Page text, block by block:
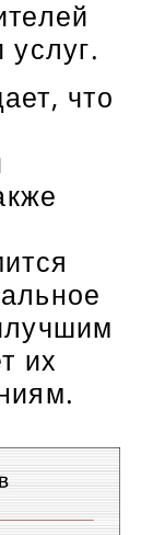
что
их